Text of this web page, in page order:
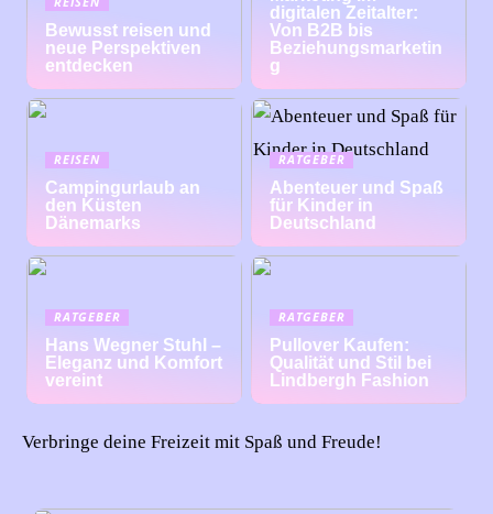
Bewusst reisen und
neue Perspektiven
entdecken
digitalen Zeitalter:
Von B2B bis
Beziehungsmarketin
g
REISEN
Campingurlaub an
den Küsten
Dänemarks
RATGEBER
Abenteuer und Spaß
für Kinder in
Deutschland
RATGEBER
Hans Wegner Stuhl –
Eleganz und Komfort
vereint
RATGEBER
Pullover Kaufen:
Qualität und Stil bei
Lindbergh Fashion
Verbringe deine Freizeit mit Spaß und Freude!